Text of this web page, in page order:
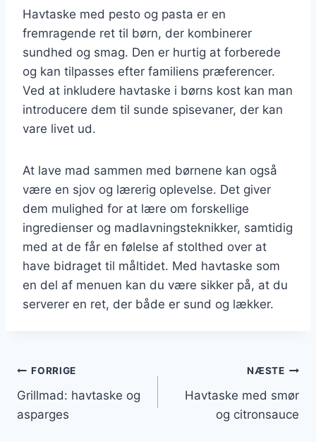
Havtaske med pesto og pasta er en
fremragende ret til børn, der kombinerer
sundhed og smag. Den er hurtig at forberede
og kan tilpasses efter familiens præferencer.
Ved at inkludere havtaske i børns kost kan man
introducere dem til sunde spisevaner, der kan
vare livet ud.
At lave mad sammen med børnene kan også
være en sjov og lærerig oplevelse. Det giver
dem mulighed for at lære om forskellige
ingredienser og madlavningsteknikker, samtidig
med at de får en følelse af stolthed over at
have bidraget til måltidet. Med havtaske som
en del af menuen kan du være sikker på, at du
serverer en ret, der både er sund og lækker.
Indlægsnavigation
FORRIGE
Grillmad: havtaske og
asparges
NÆSTE
Havtaske med smør
og citronsauce